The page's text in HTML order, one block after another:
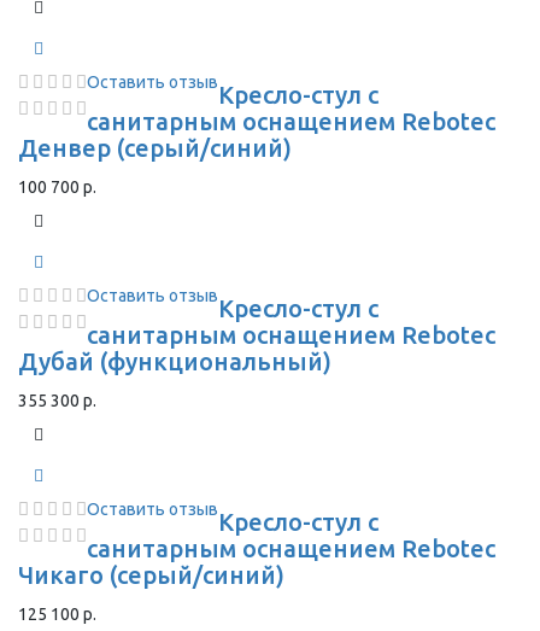
Оставить отзывКресло-стул с
санитарным оснащением Rebotec
Денвер (серый/синий)
100 700 р.
Оставить отзывКресло-стул с
санитарным оснащением Rebotec
Дубай (функциональный)
355 300 р.
Оставить отзывКресло-стул с
санитарным оснащением Rebotec
Чикаго (серый/синий)
125 100 р.